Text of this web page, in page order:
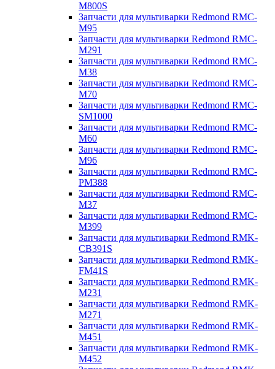
M800S
Запчасти для мультиварки Redmond RMC-
M95
Запчасти для мультиварки Redmond RMC-
M291
Запчасти для мультиварки Redmond RMC-
M38
Запчасти для мультиварки Redmond RMC-
M70
Запчасти для мультиварки Redmond RMC-
SM1000
Запчасти для мультиварки Redmond RMC-
M60
Запчасти для мультиварки Redmond RMC-
M96
Запчасти для мультиварки Redmond RMC-
PM388
Запчасти для мультиварки Redmond RMC-
M37
Запчасти для мультиварки Redmond RMC-
M399
Запчасти для мультиварки Redmond RMK-
CB391S
Запчасти для мультиварки Redmond RMK-
FM41S
Запчасти для мультиварки Redmond RMK-
M231
Запчасти для мультиварки Redmond RMK-
M271
Запчасти для мультиварки Redmond RMK-
M451
Запчасти для мультиварки Redmond RMK-
M452